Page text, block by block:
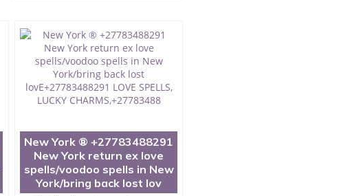
New York ® +27783488291
New York return ex love
spells/voodoo spells in New
York/bring back lost lov